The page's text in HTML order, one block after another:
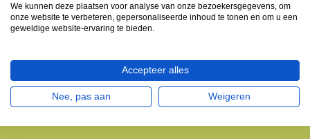
We kunnen deze plaatsen voor analyse van onze bezoekersgegevens, om
onze website te verbeteren, gepersonaliseerde inhoud te tonen en om u een
geweldige website-ervaring te bieden.
Accepteer alles
Nee, pas aan Weigeren